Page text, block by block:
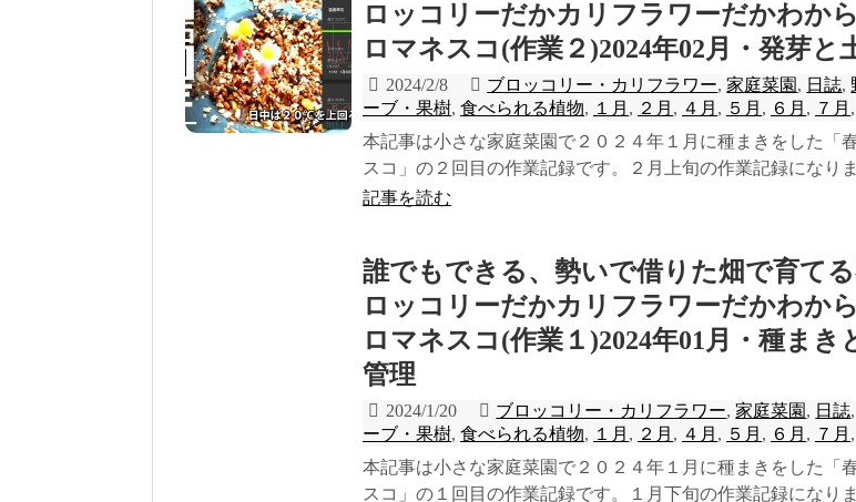
ロッコリーだかカリフラワーだかわか
ロマネスコ(作業２)2024年02月・発芽と
2024/2/8 ブロッコリー・カリフラワー,家庭菜園 , 日誌,
ーブ・果樹, 食べられる植物, １月 , ２月 , ４月 , ５月 , ６月 , ７月 ,
本記事は小さな家庭菜園で２０２４年１月に種まきをした「
スコ」の２回目の作業記録です。２月上旬の作業記録になり
記事を読む
誰でもできる、勢いで借りた畑で育て
ロッコリーだかカリフラワーだかわか
ロマネスコ(作業１)2024年01月・種まき
管理
2024/1/20 ブロッコリー・カリフラワー,家庭菜園 , 日誌,
ーブ・果樹, 食べられる植物, １月 , ２月 , ４月 , ５月 , ６月 , ７月 ,
本記事は小さな家庭菜園で２０２４年１月に種まきをした「
スコ」の１回目の作業記録です。１月下旬の作業記録になり